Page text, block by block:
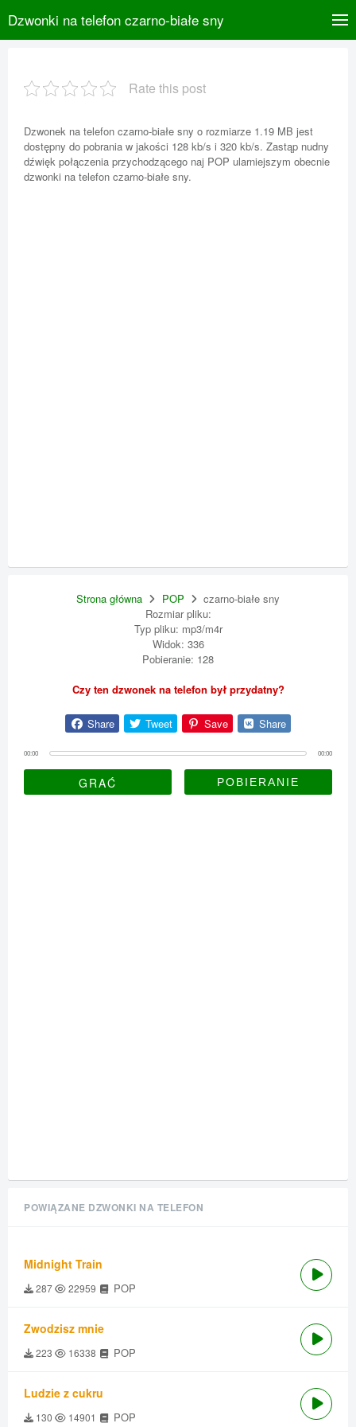
Dzwonki na telefon czarno-białe sny
Rate this post
Dzwonek na telefon czarno-białe sny o rozmiarze 1.19 MB jest
dostępny do pobrania w jakości 128 kb/s i 320 kb/s. Zastąp nudny
dźwięk połączenia przychodzącego naj POP ularniejszym obecnie
dzwonki na telefon czarno-białe sny.
Strona główna POP
czarno-białe sny
Rozmiar pliku:
Typ pliku: mp3/m4r
Widok: 336
Pobieranie: 128
Czy ten dzwonek na telefon był przydatny?
Share Tweet Save Share
00:00 00:00
GRAĆ
POWIĄZANE DZWONKI NA TELEFON
Midnight Train
287 22959 POP
Zwodzisz mnie
223 16338 POP
Ludzie z cukru
130 14901 POP